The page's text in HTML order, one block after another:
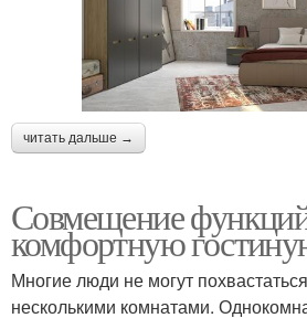
читать дальше →
Совмещение
комфортную
Многие люди не могут
несколькими комнатами.